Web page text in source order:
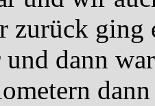
zurück ging
dann